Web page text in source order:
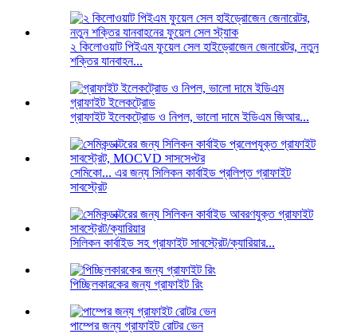
২ কিলোওয়াট পিইএম ফুয়েল সেল হাইড্রোজেন জেনারেটর, নতুন
শক্তির যানবাহন...
গ্রাফাইট ইলেকট্রোড ও নিপল, ভালো দামে ইডিএম জিআর...
সেমিকো... এর জন্য সিলিকন কার্বাইড প্রলিপ্ত গ্রাফাইট
সাবস্ট্রেট
সিলিকন কার্বাইড সহ গ্রাফাইট সাবস্ট্রেট/ক্যারিয়ার...
পিচ্ছিলকারকের জন্য গ্রাফাইট রিং
পাম্পের জন্য গ্রাফাইট রোটর ভেন